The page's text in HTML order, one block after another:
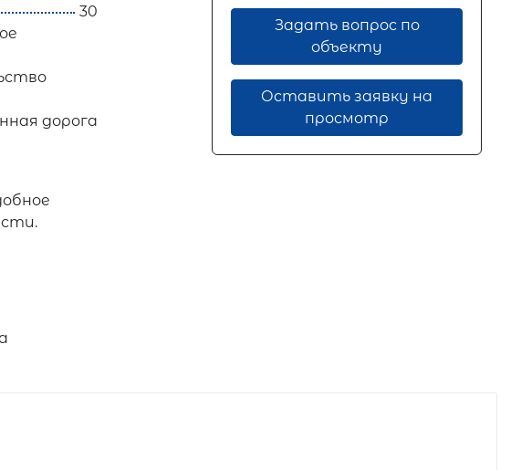
30
дорога
Задать вопрос по
объекту
Оставить заявку на
просмотр